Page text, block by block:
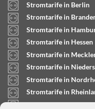
Stromtarife in Berlin
Stromtarife in
Stromtarife in
Stromtarife in Hessen
Stromtarife in
Stromtarife in
Stromtarife in
Stromtarife in
Stromtarife in